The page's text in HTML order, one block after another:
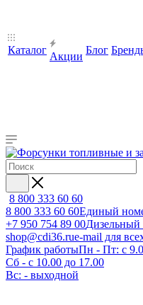
Каталог
Акции
Блог
8 800 333 60 60
8 800 333 60 60Единый
+7 950 754 89 00Дизельный
shop@cdi36.rue-mail для
График работыПн - Пт: с
Сб - с 10.00 до 17.00
Вс: - выходной